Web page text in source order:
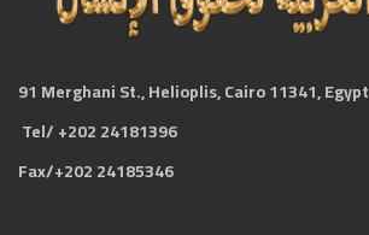
91 Merghani St., Helioplis, Cairo 11341, Egypt
Tel/ +202 24181396
Fax/+202 24185346